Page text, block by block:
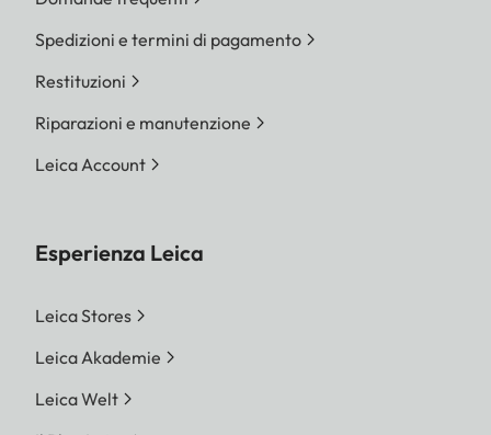
Spedizioni e termini di pagamento
Restituzioni
Riparazioni e manutenzione
Leica Account
Esperienza Leica
Leica Stores
Leica Akademie
Leica Welt